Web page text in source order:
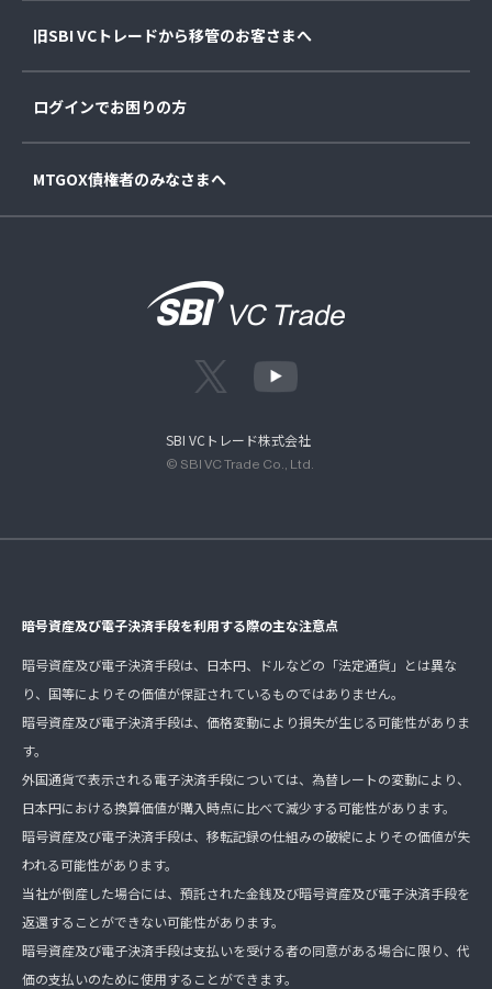
旧SBI VCトレードから移管のお客さまへ
ログインでお困りの方
MTGOX債権者のみなさまへ
SBI VCトレード株式会社
© SBI VC Trade Co., Ltd.
暗号資産及び電子決済手段を利用する際の主な注意点
暗号資産及び電子決済手段は、日本円、ドルなどの「法定通貨」とは異な
り、国等によりその価値が保証されているものではありません。
暗号資産及び電子決済手段は、価格変動により損失が生じる可能性がありま
す。
外国通貨で表示される電子決済手段については、為替レートの変動により、
日本円における換算価値が購入時点に比べて減少する可能性があります。
暗号資産及び電子決済手段は、移転記録の仕組みの破綻によりその価値が失
われる可能性があります。
当社が倒産した場合には、預託された金銭及び暗号資産及び電子決済手段を
返還することができない可能性があります。
暗号資産及び電子決済手段は支払いを受ける者の同意がある場合に限り、代
価の支払いのために使用することができます。